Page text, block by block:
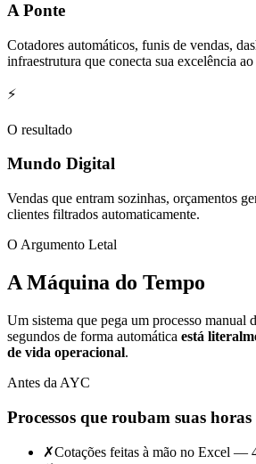
A Ponte
Cotadores automáticos, funis de vendas,
infraestrutura que conecta sua excelência
⚡
O resultado
Mundo Digital
Vendas que entram sozinhas, orçamentos
clientes filtrados automaticamente.
O Argumento Letal
A Máquina do Tempo
Um sistema que pega um processo manual
segundos de forma automática está
de vida operacional.
Antes da AYC
Processos que roubam suas horas
✗Cotações feitas à mão no Excel —